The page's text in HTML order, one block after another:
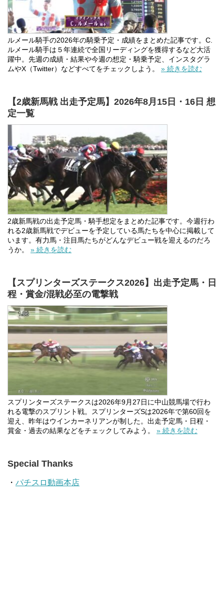
ルメール騎手の2026年の騎乗予定・成績をまとめた記事です。C.
ルメール騎手は５年連続で全国リーディングを獲得するなど大活
躍中。先週の成績・結果や今週の想定・騎乗予定、インスタグラ
ムやX（Twitter）などすべてをチェックしよう。 » 続きを読む
【2歳新馬戦 出走予定馬】2026年8月15日・16日 想
定一覧
2歳新馬戦の出走予定馬・騎手想定をまとめた記事です。今週行わ
れる2歳新馬戦でデビューを予定している馬たちを中心に掲載して
います。有力馬・注目馬たちがどんなデビュー戦を迎えるのだろ
うか。 » 続きを読む
【スプリンターズステークス2026】出走予定馬・日
程・賞金/混戦必至の電撃戦
スプリンターズステークスは2026年9月27日に中山競馬場で行わ
れる電撃のスプリント戦。スプリンターズSは2026年で第60回を
迎え、昨年はウインカーネリアンが制した。出走予定馬・日程・
賞金・過去の結果などをチェックしてみよう。 » 続きを読む
Special Thanks
・ パチスロ動画本店